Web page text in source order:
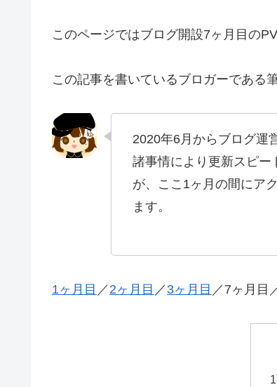
このページではブログ開設7ヶ月目の
この記事を書いているブロガーである
2020年6月からブログ運
諸事情により更新スピー
が、ここ1ヶ月の間にア
ます。
1ヶ月目 ／ 2ヶ月目 ／ 3ヶ月目 ／7ヶ月目